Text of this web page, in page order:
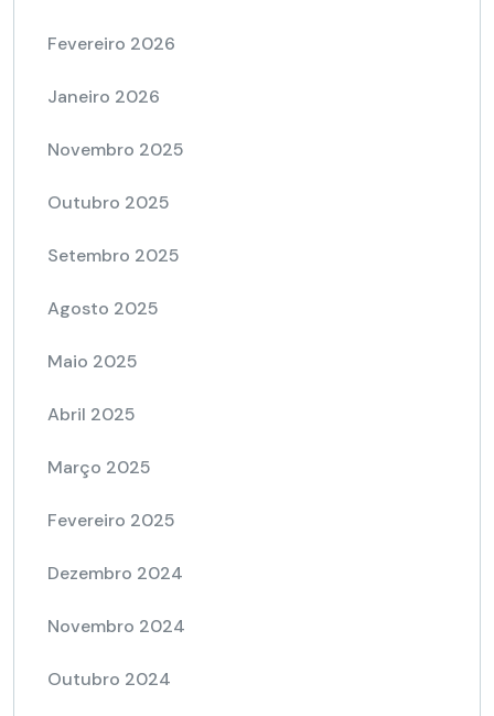
Fevereiro 2026
Janeiro 2026
Novembro 2025
Outubro 2025
Setembro 2025
Agosto 2025
Maio 2025
Abril 2025
Março 2025
Fevereiro 2025
Dezembro 2024
Novembro 2024
Outubro 2024